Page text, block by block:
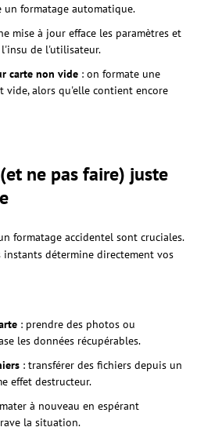
formatage automatique.
mise à jour efface les paramètres et
de l'utilisateur.
carte non vide : on formate une
vide, alors qu'elle contient encore
ne pas faire) juste
formatage accidentel sont cruciales.
instants détermine directement vos
: prendre des photos ou
les données récupérables.
: transférer des fichiers depuis un
effet destructeur.
à nouveau en espérant
la situation.